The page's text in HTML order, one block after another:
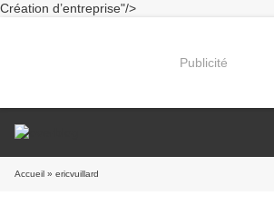
Création d’entreprise"/>
Publicité
Accueil » ericvuillard